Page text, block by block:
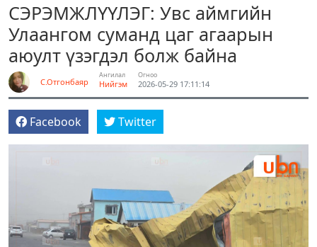
СЭРЭМЖЛҮҮЛЭГ: Увс аймгийн
Улаангом суманд цаг агаарын
аюулт үзэгдэл болж байна
С.Отгонбаяр
Ангилал
Нийгэм
Огноо
2026-05-29 17:11:14
Facebook Twitter